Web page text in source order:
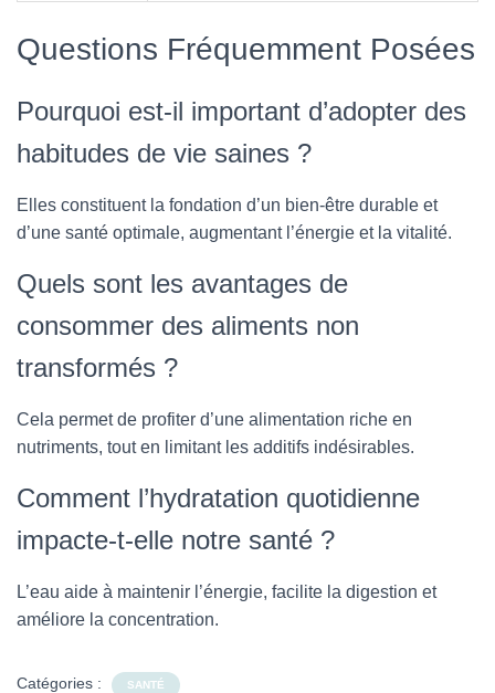
Questions Fréquemment Posées
Pourquoi est-il important d’adopter des
habitudes de vie saines ?
Elles constituent la fondation d’un bien-être durable et
d’une santé optimale, augmentant l’énergie et la vitalité.
Quels sont les avantages de
consommer des aliments non
transformés ?
Cela permet de profiter d’une alimentation riche en
nutriments, tout en limitant les additifs indésirables.
Comment l’hydratation quotidienne
impacte-t-elle notre santé ?
L’eau aide à maintenir l’énergie, facilite la digestion et
améliore la concentration.
Catégories : SANTÉ